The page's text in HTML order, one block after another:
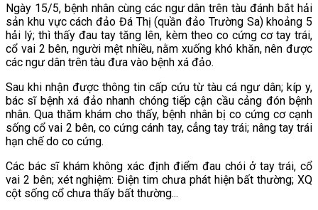
Ngày 15/5, bệnh nhân cùng các ngư dân trên tàu đánh bắt hải
sản khu vực cách đảo Đá Thị (quần đảo Trường Sa) khoảng 5
hải lý; thì thấy đau tay tăng lên, kèm theo co cứng cơ tay trái,
cổ vai 2 bên, người mệt nhiều, nằm xuống khó khăn, nên được
các ngư dân trên tàu đưa vào bệnh xá đảo.
Sau khi nhận được thông tin cấp cứu từ tàu cá ngư dân; kíp y,
bác sĩ bệnh xá đảo nhanh chóng tiếp cận cầu cảng đón bệnh
nhân. Qua thăm khám cho thấy, bệnh nhân bị co cứng cơ cạnh
sống cổ vai 2 bên, co cứng cánh tay, cẳng tay trái; nâng tay trái
hạn chế do co cứng.
Các bác sĩ khám không xác định điểm đau chói ở tay trái, cổ
vai 2 bên; xét nghiệm: Điện tim chưa phát hiện bất thường; XQ
cột sống cổ chưa thấy bất thường...